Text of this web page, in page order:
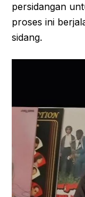
persidangan
proses ini
sidang.